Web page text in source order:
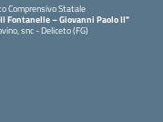
Comprensivo Statale
Fontanelle – Giovanni Paolo II"
snc - Deliceto (FG)